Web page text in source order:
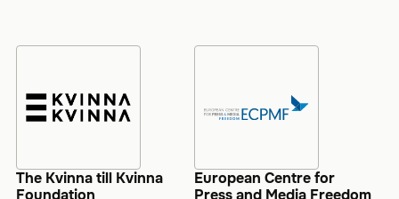
The Kvinna till Kvinna
Foundation
European Centre for
Press and Media Freedom